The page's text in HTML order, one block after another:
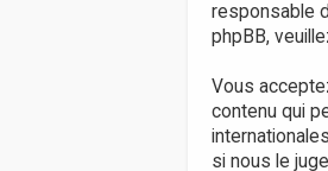
responsable
phpBB,
Vous
contenu qui
si nous le